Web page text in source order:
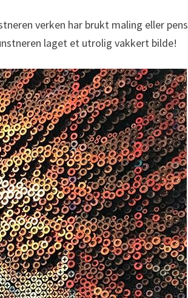
verken har brukt maling eller
laget et utrolig vakkert bilde!